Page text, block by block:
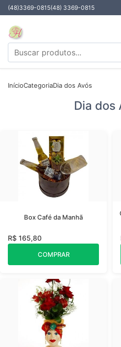
(48)3369-0815(48) 3369-0815
InícioCategoriaDia dos Avós
Dia dos
Box Café da Manhã
R$ 165,80
COMPRAR